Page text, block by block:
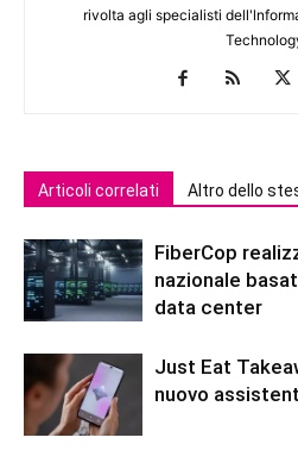
rivolta agli specialisti
Articoli correlati Altro dello
FiberCop
nazionale
data center
Just Eat
nuovo